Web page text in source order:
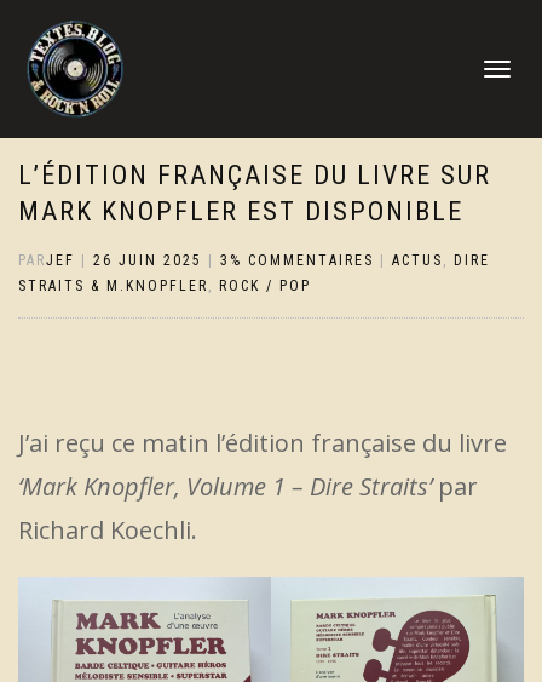
DÉPLIER
L’ÉDITION FRANÇAISE DU LIVRE SUR
MARK KNOPFLER EST DISPONIBLE
PARJEF 26 JUIN 2025 3% COMMENTAIRES ACTUS ,
DIRE
STRAITS & M.KNOPFLER , ROCK / POP
J’ai reçu ce matin l’édition française du livre
‘Mark Knopfler, Volume 1 – Dire Straits’par
Richard Koechli.